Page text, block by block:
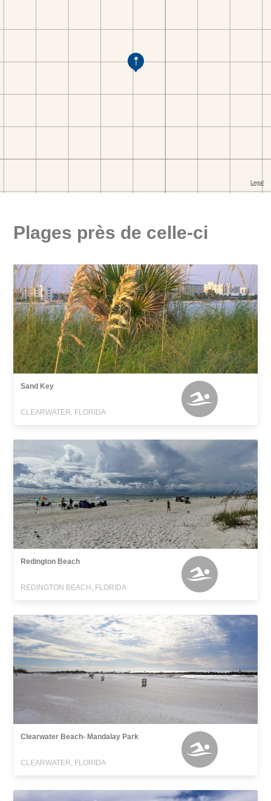
Plages près de celle-ci
Sand Key
CLEARWATER, FLORIDA
Redington Beach
REDINGTON BEACH, FLORIDA
Clearwater Beach- Mandalay Park
CLEARWATER, FLORIDA